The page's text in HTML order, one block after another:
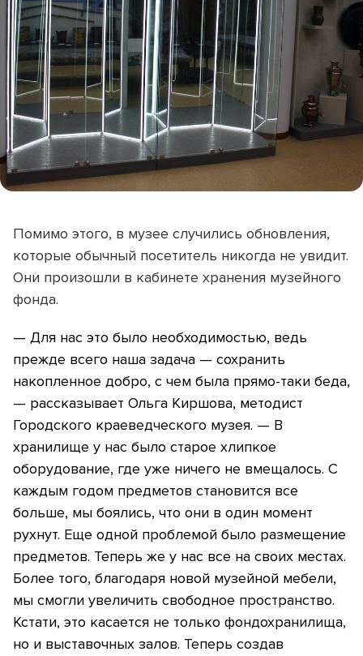
Помимо этого, в музее случились обновления,
которые обычный посетитель никогда не увидит.
Они произошли в кабинете хранения музейного
фонда.
— Для нас это было необходимостью, ведь
прежде всего наша задача — сохранить
накопленное добро, с чем была прямо-таки беда,
— рассказывает Ольга Киршова, методист
Городского краеведческого музея. — В
хранилище у нас было старое хлипкое
оборудование, где уже ничего не вмещалось. С
каждым годом предметов становится все
больше, мы боялись, что они в один момент
рухнут. Еще одной проблемой было размещение
предметов. Теперь же у нас все на своих местах.
Более того, благодаря новой музейной мебели,
мы смогли увеличить свободное пространство.
Кстати, это касается не только фондохранилища,
но и выставочных залов. Теперь создав